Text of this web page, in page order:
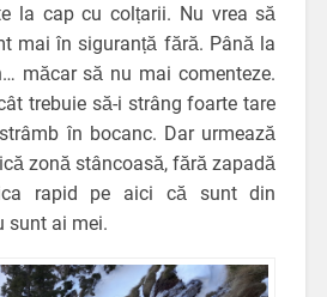
la cap cu colțarii. Nu vrea să
mai în siguranță fără. Până la
măcar să nu mai comenteze.
trebuie să-i strâng foarte tare
în bocanc. Dar urmează
zonă stâncoasă, fără zapadă
rapid pe aici că sunt din
sunt ai mei.